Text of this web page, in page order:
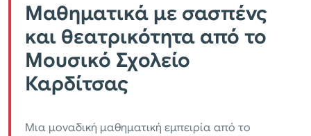
Μαθηματικά με σασπένς
και θεατρικότητα από το
Μουσικό Σχολείο
Καρδίτσας
Μια μοναδική μαθηματική εμπειρία από το